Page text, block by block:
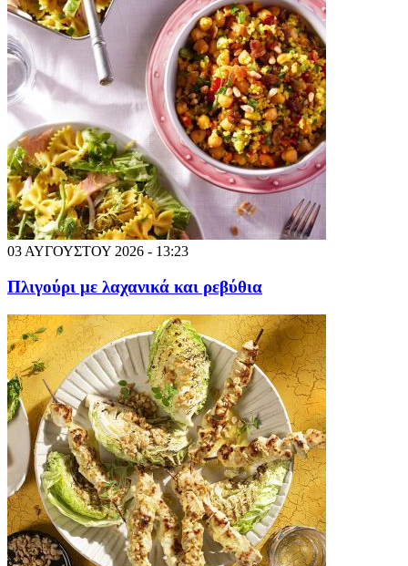
03 ΑΥΓΟΥΣΤΟΥ 2026 - 13:23
Πλιγούρι με λαχανικά και ρεβύθια